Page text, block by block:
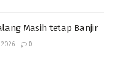
Masih tetap Banjir
2026 0